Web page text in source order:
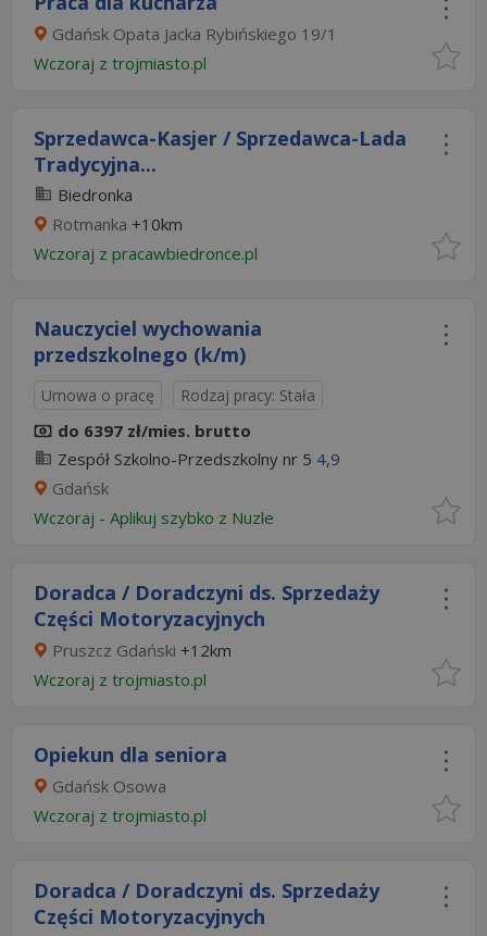
Gdańsk Opata Jacka Rybińskiego 19/1
Wczoraj z trojmiasto.pl
Sprzedawca-Kasjer / Sprzedawca-Lada
Tradycyjna...
Biedronka
Rotmanka +10km
Wczoraj z pracawbiedronce.pl
Nauczyciel wychowania
przedszkolnego (k/m)
Umowa o pracę Rodzaj pracy: Stała
do 6397 zł/mies. brutto
Zespół Szkolno-Przedszkolny nr 5 4,9
Gdańsk
Wczoraj - Aplikuj szybko z Nuzle
Doradca / Doradczyni ds. Sprzedaży
Części Motoryzacyjnych
Pruszcz Gdański +12km
Wczoraj z trojmiasto.pl
Opiekun dla seniora
Gdańsk Osowa
Wczoraj z trojmiasto.pl
Doradca / Doradczyni ds. Sprzedaży
Części Motoryzacyjnych